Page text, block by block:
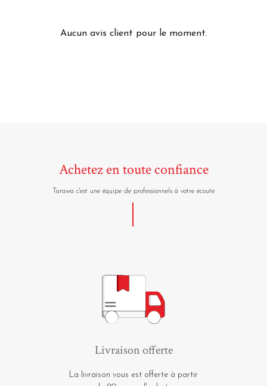
Aucun avis client pour le moment.
Achetez en toute confiance
Tarawa c'est une équipe de professionnels à votre écoute
Livraison offerte
La livraison vous est offerte à partir